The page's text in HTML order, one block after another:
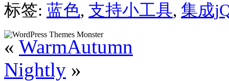
标签: 蓝色, 支持小工具, 集成
« WarmAutumn
Nightly »